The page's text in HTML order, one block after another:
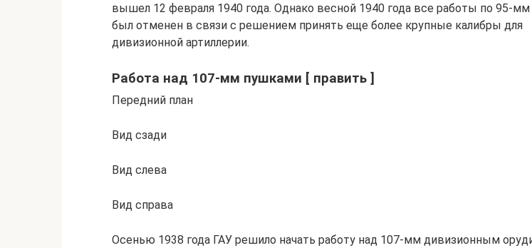
вышел 12 февраля 1940 года. Однако весной 1940 года все работы по 95-
был отменен в связи с решением принять еще более крупные калибры для
дивизионной артиллерии.
Работа над 107-мм пушками [ править ]
Передний план
Вид сзади
Вид слева
Вид справа
Осенью 1938 года ГАУ решило начать работу над 107-мм дивизионным